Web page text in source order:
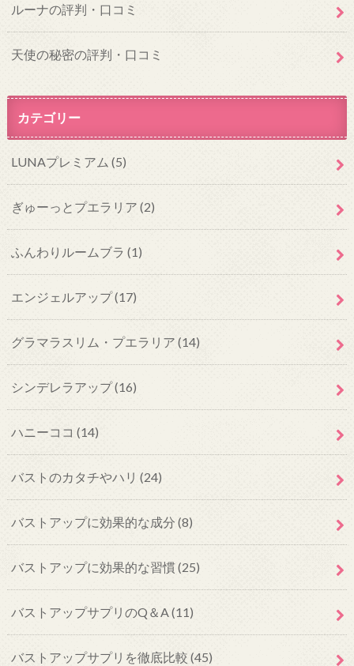
ルーナの評判・口コミ
天使の秘密の評判・口コミ
カテゴリー
LUNAプレミアム (5)
ぎゅーっとプエラリア (2)
ふんわりルームブラ (1)
エンジェルアップ(17)
グラマラスリム・プエラリア (14)
シンデレラアップ(16)
ハニーココ (14)
バストのカタチやハリ (24)
バストアップに効果的な成分 (8)
バストアップに効果的な習慣(25)
バストアップサプリのQ＆A(11)
バストアップサプリを徹底比較 (45)